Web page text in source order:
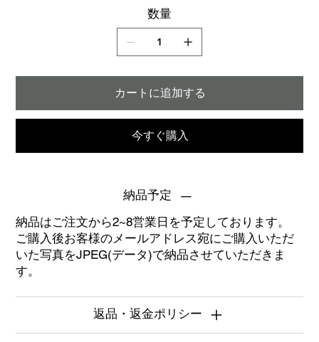
数量
カートに追加する
今すぐ購入
納品予定
納品はご注文から2~8営業日を予定しております。
ご購入後お客様のメールアドレス宛にご購入いただ
いた写真をJPEG(データ)で納品させていただきま
す。
返品・返金ポリシー